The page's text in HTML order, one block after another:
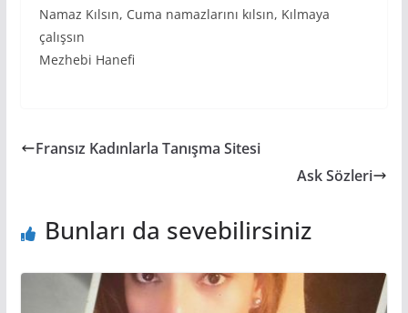
Namaz Kılsın, Cuma namazlarını kılsın, Kılmaya
çalışsın
Mezhebi Hanefi
Fransız Kadınlarla Tanışma Sitesi
Ask Sözleri
Bunları da sevebilirsiniz